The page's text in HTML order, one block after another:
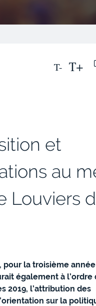
et
au
Louviers
pour la troisième année
également à l’ordre
2019, l’attribution des
sur la